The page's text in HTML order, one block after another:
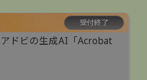
受付終了
ドビの生成AI「Acrobat